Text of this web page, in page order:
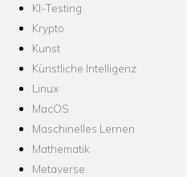
KI-Testing
Krypto
Kunst
Künstliche Intelligenz
Linux
MacOS
Maschinelles Lernen
Mathematik
Metaverse